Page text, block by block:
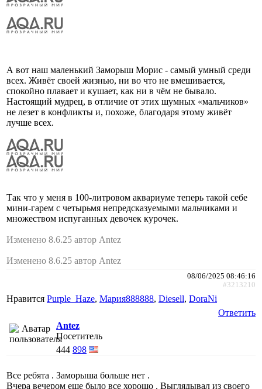
А вот наш маленький Заморыш Морис - самый умный среди
всех. Живёт своей жизнью, ни во что не вмешивается,
спокойно плавает и кушает, как ни в чём не бывало.
Настоящий мудрец, в отличие от этих шумных «мальчиков»
не лезет в конфликты и, похоже, благодаря этому живёт
лучше всех.
Так что у меня в 100-литровом аквариуме теперь такой себе
мини-гарем с четырьмя непредсказуемыми мальчиками и
множеством испуганных девочек курочек.
Изменено 8.6.25 автор Antez
Изменено 8.6.25 автор Antez
08/06/2025 08:46:16
#3213210
Нравится Purple_Haze, Мария888888, Diesell, DoraNi
Ответить
Antez
Посетитель
444 898
Все ребята . Заморыша больше нет .
Вчера вечером еще было все хорошо . Выглядывал из своего